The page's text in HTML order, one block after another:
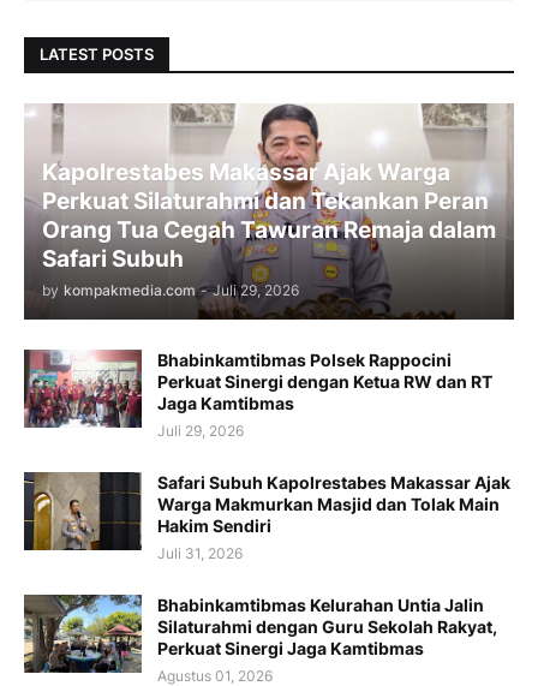
LATEST POSTS
Kapolrestabes Makassar Ajak Warga
Perkuat Silaturahmi dan Tekankan Peran
Orang Tua Cegah Tawuran Remaja dalam
Safari Subuh
by kompakmedia.com - Juli 29, 2026
Bhabinkamtibmas Polsek Rappocini
Perkuat Sinergi dengan Ketua RW dan RT
Jaga Kamtibmas
Juli 29, 2026
Safari Subuh Kapolrestabes Makassar Ajak
Warga Makmurkan Masjid dan Tolak Main
Hakim Sendiri
Juli 31, 2026
Bhabinkamtibmas Kelurahan Untia Jalin
Silaturahmi dengan Guru Sekolah Rakyat,
Perkuat Sinergi Jaga Kamtibmas
Agustus 01, 2026